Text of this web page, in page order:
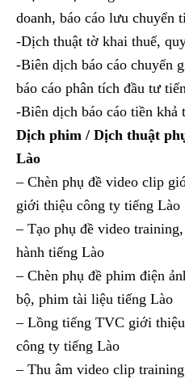
doanh, báo cáo lưu chuyển
-Dịch thuật tờ khai thuế,
-Biên dịch báo cáo chuyển
báo cáo phân tích đầu tư
-Biên dịch báo cáo tiền khả
Dịch phim / Dịch thuật
Lào
– Chèn phụ đề video clip
giới thiệu công ty tiếng Lào
– Tạo phụ đề video
hành tiếng Lào
– Chèn phụ đề phim điện
bộ, phim tài liệu tiếng Lào
– Lồng tiếng TVC giới
công ty tiếng Lào
– Thu âm video clip